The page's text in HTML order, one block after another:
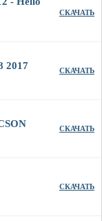
СКАЧАТЬ
2017 СКАЧАТЬ
СКАЧАТЬ
СКАЧАТЬ